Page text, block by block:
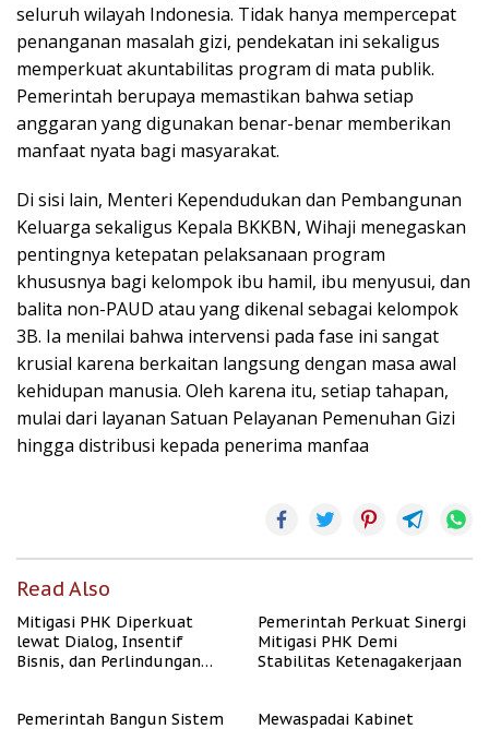
seluruh wilayah Indonesia. Tidak hanya mempercepat
penanganan masalah gizi, pendekatan ini sekaligus
memperkuat akuntabilitas program di mata publik.
Pemerintah berupaya memastikan bahwa setiap
anggaran yang digunakan benar-benar memberikan
manfaat nyata bagi masyarakat.
Di sisi lain, Menteri Kependudukan dan Pembangunan
Keluarga sekaligus Kepala BKKBN, Wihaji menegaskan
pentingnya ketepatan pelaksanaan program
khususnya bagi kelompok ibu hamil, ibu menyusui, dan
balita non-PAUD atau yang dikenal sebagai kelompok
3B. Ia menilai bahwa intervensi pada fase ini sangat
krusial karena berkaitan langsung dengan masa awal
kehidupan manusia. Oleh karena itu, setiap tahapan,
mulai dari layanan Satuan Pelayanan Pemenuhan Gizi
hingga distribusi kepada penerima manfaa
Read Also
Mitigasi PHK Diperkuat
lewat Dialog, Insentif
Bisnis, dan Perlindungan
Pemerintah Perkuat Sinergi
Mitigasi PHK Demi
Stabilitas Ketenagakerjaan
Pemerintah Bangun Sistem Mewaspadai Kabinet